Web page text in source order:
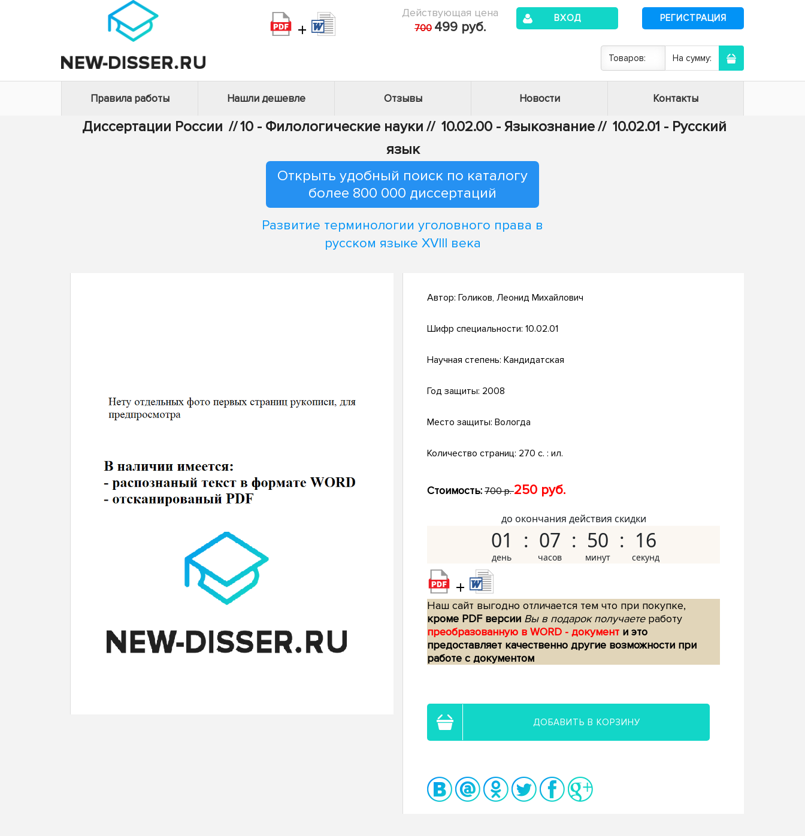
+
Действующая цена
700 499 руб.
ВХОД РЕГИСТРАЦИЯ
Товаров: На сумму:
Правила работы Нашли дешевле Отзывы Новости Контакты
Диссертации России //10 - Филологические науки // 10.02.00 - Языкознание// 10.02.01 - Русский
язык
Открыть удобный поиск по каталогу
более 800 000 диссертаций
Развитие терминологии уголовного права в
русском языке XVIII века
Автор: Голиков, Леонид Михайлович
Шифр специальности: 10.02.01
Научная степень: Кандидатская
Год защиты: 2008
Место защиты: Вологда
Количество страниц: 270 с. : ил.
Стоимость: 700 р.250 руб.
до окончания действия скидки
01 07 50 15
+
Наш сайт выгодно отличается тем что при покупке,
кроме PDF версии Вы в подарок получаетеработу
преобразованную в WORD - документ и это
предоставляет качественно другие возможности при
работе с документом
ДОБАВИТЬ В КОРЗИНУ